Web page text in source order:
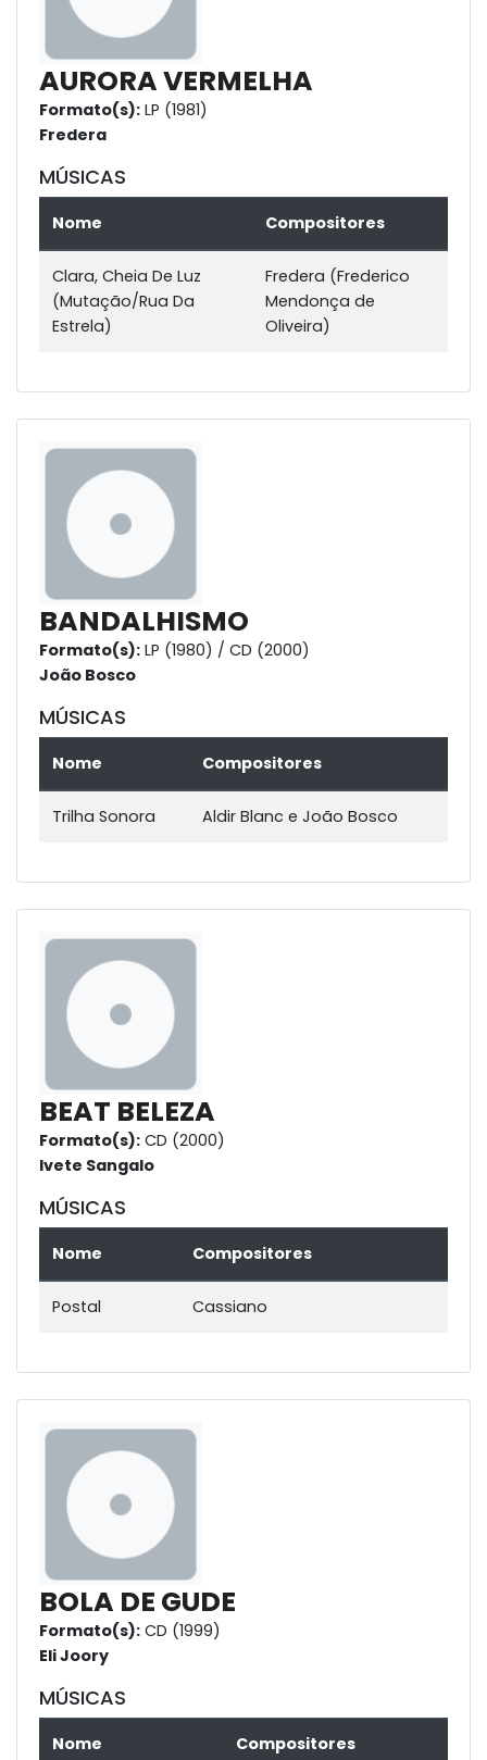
AURORA VERMELHA
Formato(s): LP (1981)
Fredera
MÚSICAS
Nome Compositores
Clara, Cheia De Luz
(Mutação/Rua Da
Estrela)
Fredera (Frederico
Mendonça de
Oliveira)
BANDALHISMO
Formato(s): LP (1980) / CD (2000)
João Bosco
MÚSICAS
Nome Compositores
Trilha Sonora Aldir Blanc e João Bosco
BEAT BELEZA
Formato(s): CD (2000)
Ivete Sangalo
MÚSICAS
Nome Compositores
Postal Cassiano
BOLA DE GUDE
Formato(s): CD (1999)
Eli Joory
MÚSICAS
Nome Compositores